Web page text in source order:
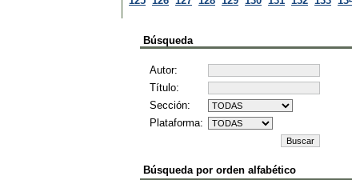
Búsqueda
Autor:
Título:
Sección:
Plataforma:
Búsqueda por orden alfabético